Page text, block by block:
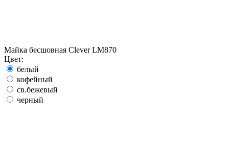
Майка бесшовная Clever LM870
Цвет:
белый
кофейный
св.бежевый
черный